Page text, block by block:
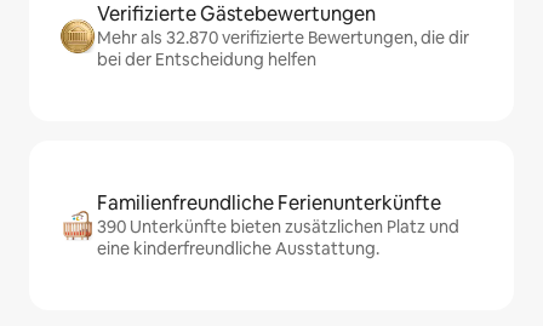
Verifizierte Gästebewertungen
Mehr als 32.870 verifizierte Bewertungen, die dir
bei der Entscheidung helfen
Familienfreundliche Ferienunterkünfte
390 Unterkünfte bieten zusätzlichen Platz und
eine kinderfreundliche Ausstattung.